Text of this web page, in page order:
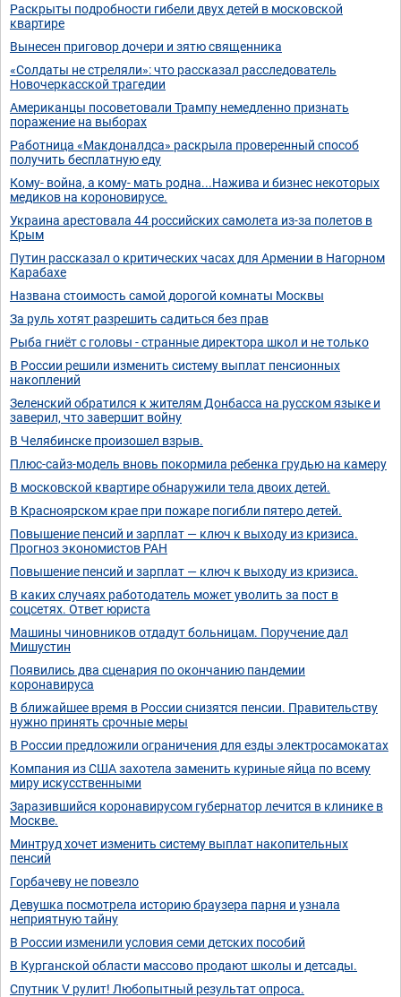
Раскрыты подробности гибели двух детей в московской
квартире
Вынесен приговор дочери и зятю священника
«Солдаты не стреляли»: что рассказал расследователь
Новочеркасской трагедии
Американцы посоветовали Трампу немедленно признать
поражение на выборах
Работница «Макдоналдса» раскрыла проверенный способ
получить бесплатную еду
Кому- война, а кому- мать родна...Нажива и бизнес некоторых
медиков на короновирусе.
Украина арестовала 44 российских самолета из-за полетов в
Крым
Путин рассказал о критических часах для Армении в Нагорном
Карабахе
Названа стоимость самой дорогой комнаты Москвы
За руль хотят разрешить садиться без прав
Рыба гниёт с головы - странные директора школ и не только
В России решили изменить систему выплат пенсионных
накоплений
Зеленский обратился к жителям Донбасса на русском языке и
заверил, что завершит войну
В Челябинске произошел взрыв.
Плюс-сайз-модель вновь покормила ребенка грудью на камеру
В московской квартире обнаружили тела двоих детей.
В Красноярском крае при пожаре погибли пятеро детей.
Повышение пенсий и зарплат — ключ к выходу из кризиса.
Прогноз экономистов РАН
Повышение пенсий и зарплат — ключ к выходу из кризиса.
В каких случаях работодатель может уволить за пост в
соцсетях. Ответ юриста
Машины чиновников отдадут больницам. Поручение дал
Мишустин
Появились два сценария по окончанию пандемии
коронавируса
В ближайшее время в России снизятся пенсии. Правительству
нужно принять срочные меры
В России предложили ограничения для езды электросамокатах
Компания из США захотела заменить куриные яйца по всему
миру искусственными
Заразившийся коронавирусом губернатор лечится в клинике в
Москве.
Минтруд хочет изменить систему выплат накопительных
пенсий
Горбачеву не повезло
Девушка посмотрела историю браузера парня и узнала
неприятную тайну
В России изменили условия семи детских пособий
В Курганской области массово продают школы и детсады.
Спутник V рулит! Любопытный результат опроса.